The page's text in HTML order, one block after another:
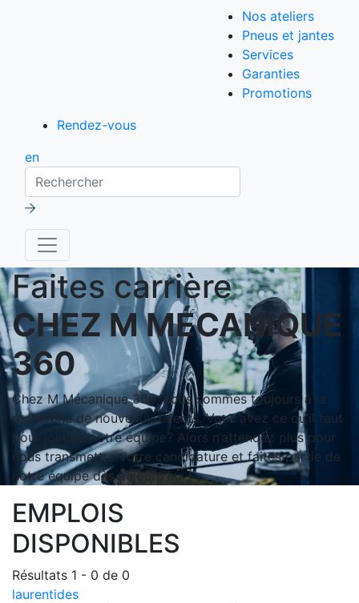
Nos ateliers
Pneus et jantes
Services
Garanties
Promotions
Rendez-vous
en
Rechercher
Faites carrière
CHEZ M MÉCANIQUE
360
Chez M Mécanique 360, nous sommes toujours à la
recherche de nouveaux talents. Vous avez ce qu’il faut
pour joindre notre équipe? Alors n’attendez plus pour
nous transmettre votre candidature et faites partie de
notre équipe dès aujourd’hui !
EMPLOIS
DISPONIBLES
Résultats 1 - 0 de 0
laurentides